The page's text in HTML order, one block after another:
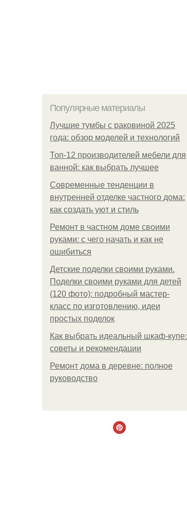
Популярные материалы
Лучшие тумбы с раковиной 2025
года: обзор моделей и технологий
Топ-12 производителей мебели для
ванной: как выбрать лучшее
Современные тенденции в
внутренней отделке частного дома:
как создать уют и стиль
Ремонт в частном доме своими
руками: с чего начать и как не
ошибиться
Детские поделки своими руками.
Поделки своими руками для детей
(120 фото): подробный мастер-
класс по изготовлению, идеи
простых поделок
Как выбрать идеальный шкаф-купе:
советы и рекомендации
Ремонт дома в деревне: полное
руководство